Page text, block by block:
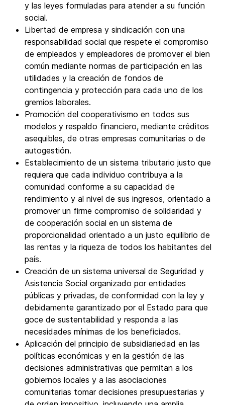
y las leyes formuladas para atender a su función
social.
Libertad de empresa y sindicación con una
responsabilidad social que respete el compromiso
de empleados y empleadores de promover el bien
común mediante normas de participación en las
utilidades y la creación de fondos de
contingencia y protección para cada uno de los
gremios laborales.
Promoción del cooperativismo en todos sus
modelos y respaldo financiero, mediante créditos
asequibles, de otras empresas comunitarias o de
autogestión.
Establecimiento de un sistema tributario justo que
requiera que cada individuo contribuya a la
comunidad conforme a su capacidad de
rendimiento y al nivel de sus ingresos, orientado a
promover un firme compromiso de solidaridad y
de cooperación social en un sistema de
proporcionalidad orientado a un justo equilibrio de
las rentas y la riqueza de todos los habitantes del
país.
Creación de un sistema universal de Seguridad y
Asistencia Social organizado por entidades
públicas y privadas, de conformidad con la ley y
debidamente garantizado por el Estado para que
goce de sustentabilidad y responda a las
necesidades mínimas de los beneficiados.
Aplicación del principio de subsidiariedad en las
políticas económicas y en la gestión de las
decisiones administrativas que permitan a los
gobiernos locales y a las asociaciones
comunitarias tomar decisiones presupuestarias y